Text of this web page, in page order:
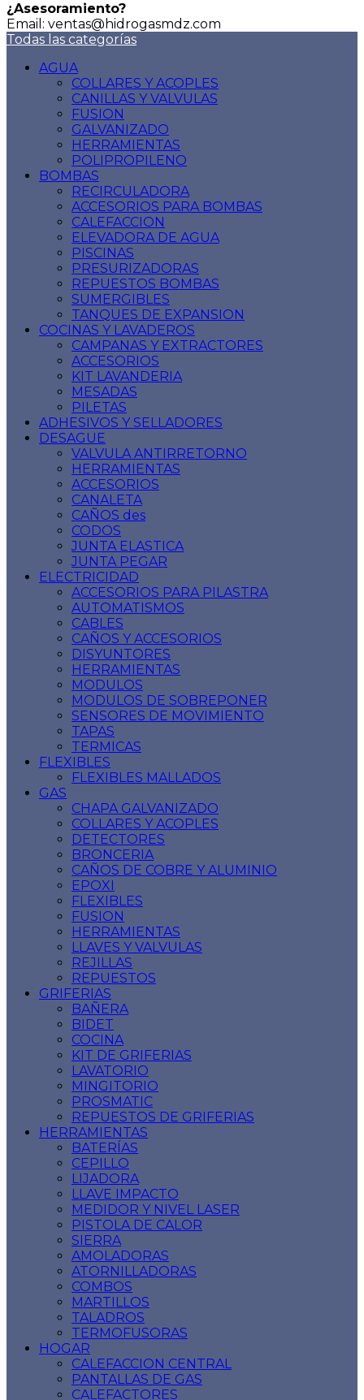
¿Asesoramiento?
Email: ventas@hidrogasmdz.com
Todas las categorías
AGUA
COLLARES Y ACOPLES
CANILLAS Y VALVULAS
FUSION
GALVANIZADO
HERRAMIENTAS
POLIPROPILENO
BOMBAS
RECIRCULADORA
ACCESORIOS PARA BOMBAS
CALEFACCION
ELEVADORA DE AGUA
PISCINAS
PRESURIZADORAS
REPUESTOS BOMBAS
SUMERGIBLES
TANQUES DE EXPANSION
COCINAS Y LAVADEROS
CAMPANAS Y EXTRACTORES
ACCESORIOS
KIT LAVANDERIA
MESADAS
PILETAS
ADHESIVOS Y SELLADORES
DESAGUE
VALVULA ANTIRRETORNO
HERRAMIENTAS
ACCESORIOS
CANALETA
CAÑOS des
CODOS
JUNTA ELASTICA
JUNTA PEGAR
ELECTRICIDAD
ACCESORIOS PARA PILASTRA
AUTOMATISMOS
CABLES
CAÑOS Y ACCESORIOS
DISYUNTORES
HERRAMIENTAS
MODULOS
MODULOS DE SOBREPONER
SENSORES DE MOVIMIENTO
TAPAS
TERMICAS
FLEXIBLES
FLEXIBLES MALLADOS
GAS
CHAPA GALVANIZADO
COLLARES Y ACOPLES
DETECTORES
BRONCERIA
CAÑOS DE COBRE Y ALUMINIO
EPOXI
FLEXIBLES
FUSION
HERRAMIENTAS
LLAVES Y VALVULAS
REJILLAS
REPUESTOS
GRIFERIAS
BAÑERA
BIDET
COCINA
KIT DE GRIFERIAS
LAVATORIO
MINGITORIO
PROSMATIC
REPUESTOS DE GRIFERIAS
HERRAMIENTAS
BATERÍAS
CEPILLO
LIJADORA
LLAVE IMPACTO
MEDIDOR Y NIVEL LASER
PISTOLA DE CALOR
SIERRA
AMOLADORAS
ATORNILLADORAS
COMBOS
MARTILLOS
TALADROS
TERMOFUSORAS
HOGAR
CALEFACCION CENTRAL
PANTALLAS DE GAS
CALEFACTORES